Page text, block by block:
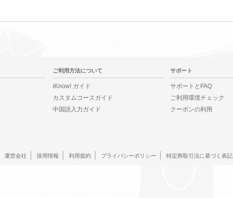
ご利用方法について
iKnow! ガイド
カスタムコースガイド
中国語入力ガイド
サポート
サポートとFAQ
ご利用環境チェック
クーポンの利用
運営会社 採用情報 利用規約 プライバシーポリシー 特定商取引法に基づく表記